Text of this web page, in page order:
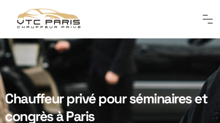
Chauffeur privé pour séminaires et
congrès à Paris